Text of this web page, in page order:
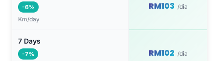
-6%
Km/day
RM103 /dia
7 Days
-7% RM102 /dia